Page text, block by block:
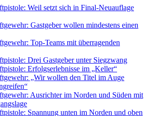
Weil setzt sich in Final-Neuauflage
Gastgeber wollen mindestens einen
Top-Teams mit überragenden
Drei Gastgeber unter Siegzwang
Erfolgserlebnisse im „Keller“
„Wir wollen den Titel im Auge
Ausrichter im Norden und Süden mit
Spannung unten im Norden und oben